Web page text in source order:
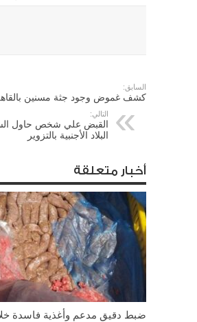
السابق:
كشف غموض وجود جثة مسنين
التالي:
القبض علي شخص حاول
البلاد الأجنبية بالتزوير
أخبار متعلقة
ضبط دقيق مدعم وأغذية فاسدة